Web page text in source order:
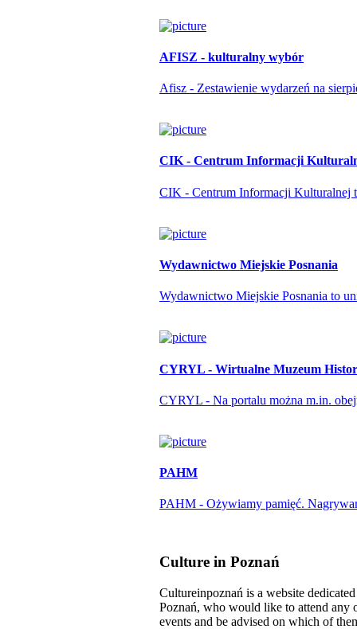
AFISZ - kulturalny wybór
Afisz - Zestawienie wydarzeń na
CIK - Centrum Informacji
CIK - Centrum Informacji Kulturalnej
Wydawnictwo Miejskie Posnania
Wydawnictwo Miejskie Posnania to
CYRYL - Wirtualne Muzeum
CYRYL - Na portalu można m.in.
PAHM
PAHM - Ożywiamy pamięć.
Culture in Poznań
Cultureinpoznań is a website
Poznań, who would like to attend any
events and be advised on which of